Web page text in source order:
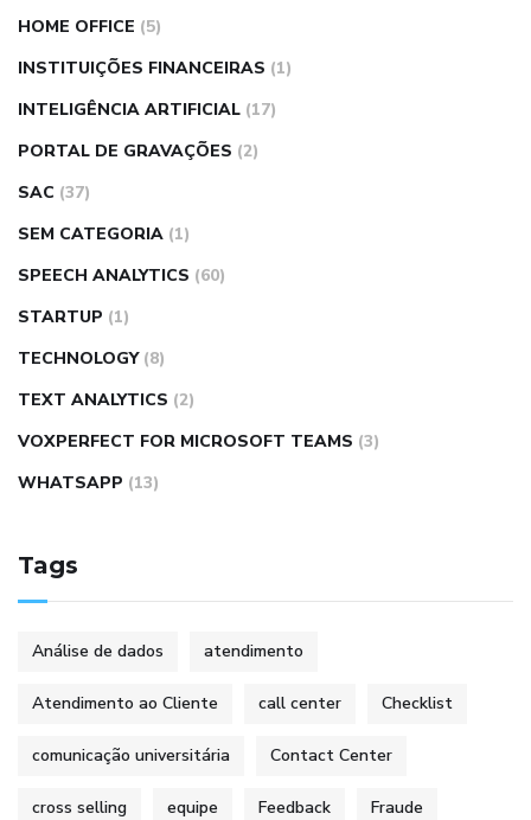
HOME OFFICE (5)
INSTITUIÇÕES FINANCEIRAS (1)
INTELIGÊNCIA ARTIFICIAL (17)
PORTAL DE GRAVAÇÕES (2)
SAC (37)
SEM CATEGORIA (1)
SPEECH ANALYTICS (60)
STARTUP (1)
TECHNOLOGY (8)
TEXT ANALYTICS (2)
VOXPERFECT FOR MICROSOFT TEAMS (3)
WHATSAPP (13)
Tags
Análise de dados atendimento
Atendimento ao Cliente call center Checklist
comunicação universitária Contact Center
cross selling equipe Feedback Fraude